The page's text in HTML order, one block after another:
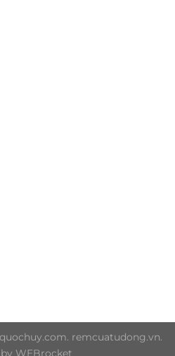
remcuatudong.vn.
WEBrocket